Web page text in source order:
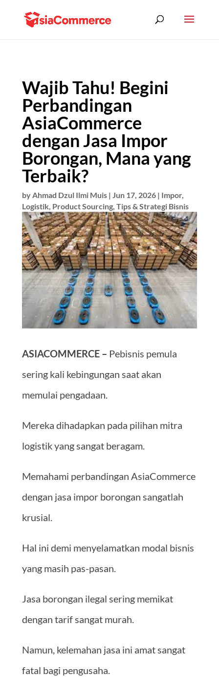
Wajib Tahu! Begini
Perbandingan
AsiaCommerce
dengan Jasa Impor
Borongan, Mana yang
Terbaik?
byAhmad Dzul Ilmi Muis| Jun 17, 2026| Impor,
Logistik, Product Sourcing, Tips & Strategi Bisnis
ASIACOMMERCE – Pebisnis pemula
sering kali kebingungan saat akan
memulai pengadaan.
Mereka dihadapkan pada pilihan mitra
logistik yang sangat beragam.
Memahami perbandingan AsiaCommerce
dengan jasa impor borongan sangatlah
krusial.
Hal ini demi menyelamatkan modal bisnis
yang masih pas-pasan.
Jasa borongan ilegal sering memikat
dengan tarif sangat murah.
Namun, kelemahan jasa ini amat sangat
fatal bagi pengusaha.